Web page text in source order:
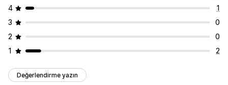
4
1
3
0
2
0
1
2
Değerlendirme yazın